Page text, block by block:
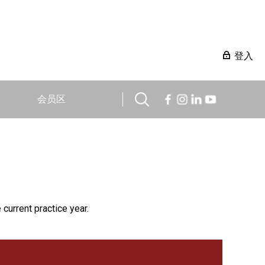
登入
会员区
practice year.